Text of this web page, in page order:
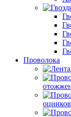
Проволока